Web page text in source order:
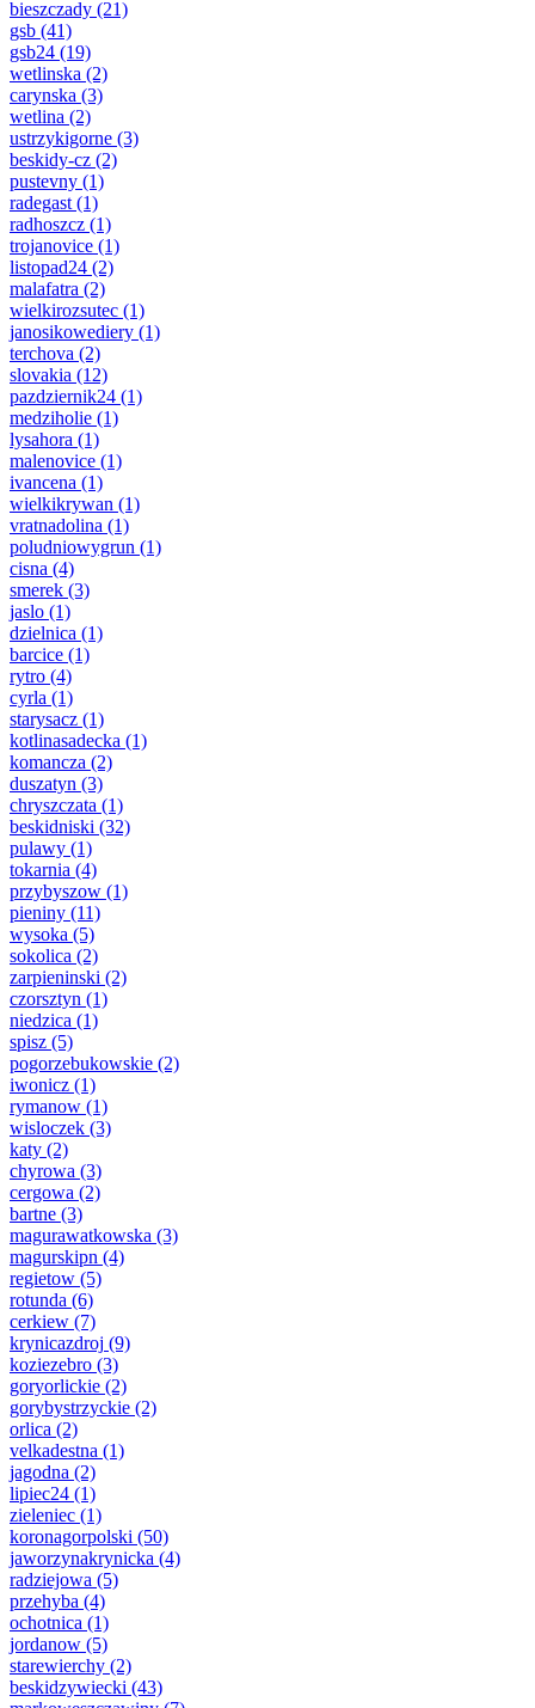
bieszczady (21)
gsb (41)
gsb24 (19)
wetlinska (2)
carynska (3)
wetlina (2)
ustrzykigorne (3)
beskidy-cz (2)
pustevny (1)
radegast (1)
radhoszcz (1)
trojanovice (1)
listopad24 (2)
malafatra (2)
wielkirozsutec (1)
janosikowediery (1)
terchova (2)
slovakia (12)
pazdziernik24 (1)
medziholie (1)
lysahora (1)
malenovice (1)
ivancena (1)
wielkikrywan (1)
vratnadolina (1)
poludniowygrun (1)
cisna (4)
smerek (3)
jaslo (1)
dzielnica (1)
barcice (1)
rytro (4)
cyrla (1)
starysacz (1)
kotlinasadecka (1)
komancza (2)
duszatyn (3)
chryszczata (1)
beskidniski (32)
pulawy (1)
tokarnia (4)
przybyszow (1)
pieniny (11)
wysoka (5)
sokolica (2)
zarpieninski (2)
czorsztyn (1)
niedzica (1)
spisz (5)
pogorzebukowskie (2)
iwonicz (1)
rymanow (1)
wisloczek (3)
katy (2)
chyrowa (3)
cergowa (2)
bartne (3)
magurawatkowska (3)
magurskipn (4)
regietow (5)
rotunda (6)
cerkiew (7)
krynicazdroj (9)
koziezebro (3)
goryorlickie (2)
gorybystrzyckie (2)
orlica (2)
velkadestna (1)
jagodna (2)
lipiec24 (1)
zieleniec (1)
koronagorpolski (50)
jaworzynakrynicka (4)
radziejowa (5)
przehyba (4)
ochotnica (1)
jordanow (5)
starewierchy (2)
beskidzywiecki (43)